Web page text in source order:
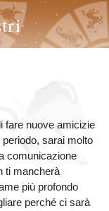
fare nuove amicizie
sarai molto
comunicazione
ti mancherà
più profondo
perché ci sarà